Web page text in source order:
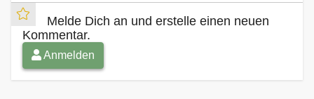
Melde Dich an und erstelle einen neuen
Kommentar.
Anmelden